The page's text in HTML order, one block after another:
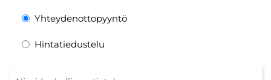
Yhteydenottopyyntö
Hintatiedustelu